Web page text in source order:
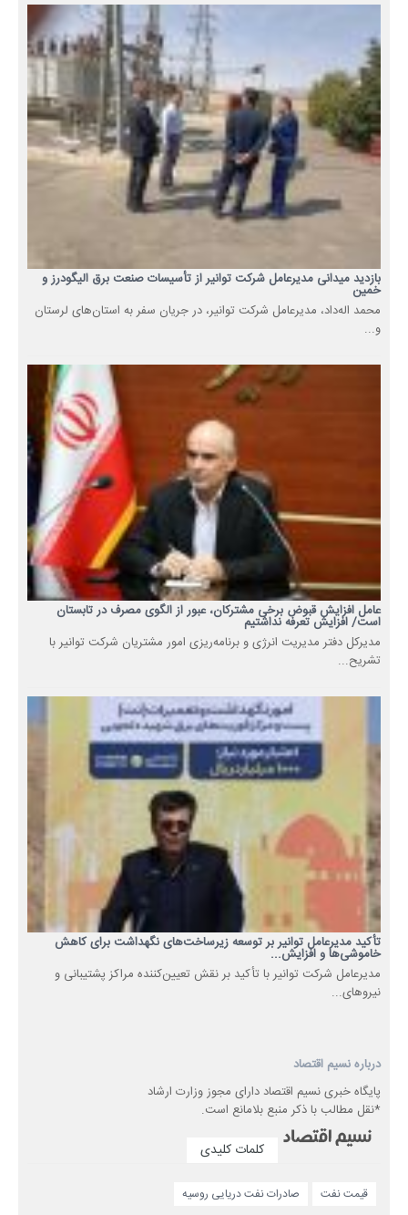
بازدید میدانی مدیرعامل شرکت توانیر از تأسیسات صنعت برق الیگودرز و
خمین
محمد اله‌داد، مدیرعامل شرکت توانیر، در جریان سفر به استان‌های لرستان
و...
عامل افزایش قبوض برخی مشترکان، عبور از الگوی مصرف در تابستان
است/ افزایش تعرفه نداشتیم
مدیرکل دفتر مدیریت انرژی و برنامه‌ریزی امور مشتریان شرکت توانیر با
تشریح...
تأکید مدیرعامل توانیر بر توسعه زیرساخت‌های نگهداشت برای کاهش
خاموشی‌ها و افزایش...
مدیرعامل شرکت توانیر با تأکید بر نقش تعیین‌کننده مراکز پشتیبانی و
نیروهای...
درباره نسیم اقتصاد
پایگاه خبری نسیم اقتصاد دارای مجوز وزارت ارشاد
*نقل مطالب با ذکر منبع بلامانع است.
کلمات کلیدی
قیمت نفت صادرات نفت دریایی روسیه